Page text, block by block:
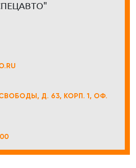
Д. 63, КОРП. 1, ОФ.